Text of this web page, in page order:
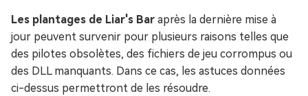
Les plantages de Liar's Bar après la dernière mise à
jour peuvent survenir pour plusieurs raisons telles que
des pilotes obsolètes, des fichiers de jeu corrompus ou
des DLL manquants. Dans ce cas, les astuces données
ci-dessus permettront de les résoudre.